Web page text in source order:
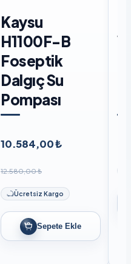
Kaysu
H1100F-B
Foseptik
Dalgıç Su
Pompası
10.584,00 ₺
12.580,00 ₺
Ücretsiz Kargo
Sepete Ekle